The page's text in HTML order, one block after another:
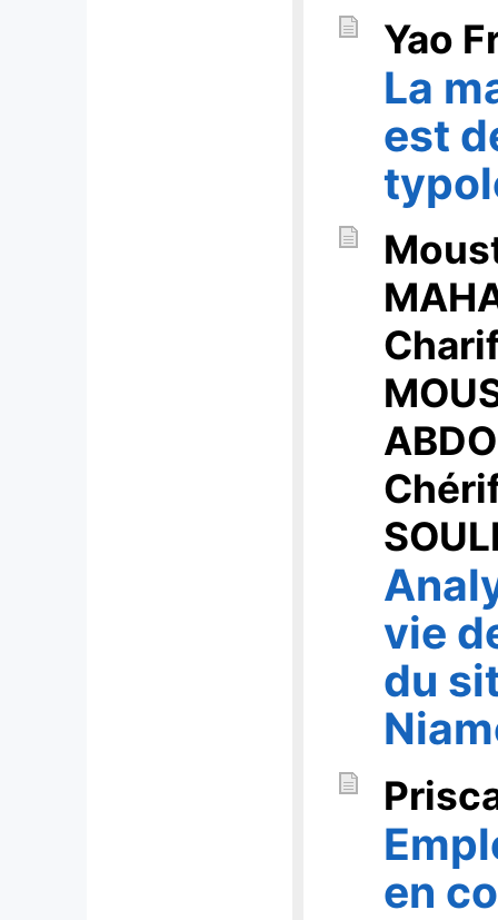
Yao
La
est
vie
du
en